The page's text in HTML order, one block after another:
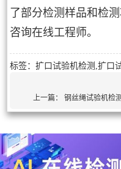
了部分检测样品和检
咨询在线工程师。
标签：扩口试验机检测,扩口
上一篇：钢丝绳试验机检测